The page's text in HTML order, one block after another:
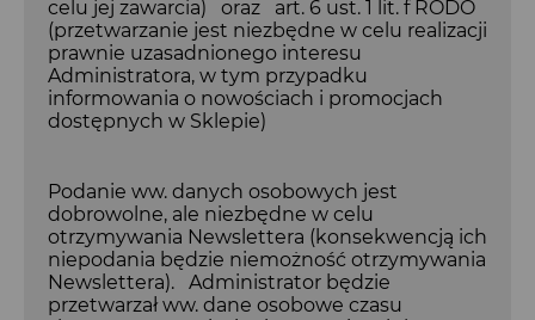
celu jej zawarcia) oraz art. 6 ust. 1 lit. f RODO
(przetwarzanie jest niezbędne w celu realizacji
prawnie uzasadnionego interesu
Administratora, w tym przypadku
informowania o nowościach i promocjach
dostępnych w Sklepie)
Podanie ww. danych osobowych jest
dobrowolne, ale niezbędne w celu
otrzymywania Newslettera (konsekwencją ich
niepodania będzie niemożność otrzymywania
Newslettera). Administrator będzie
przetwarzał ww. dane osobowe czasu